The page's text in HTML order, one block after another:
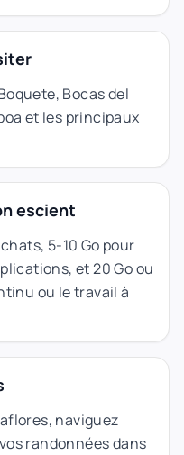
Bocas del
et les principaux
escient
5-10 Go pour
et 20 Go ou
ou le travail à
naviguez
randonnées dans